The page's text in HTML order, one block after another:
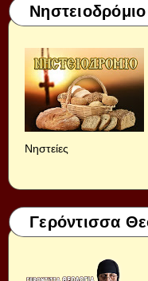
Νηστειοδρόμιο
Νηστείες
Γερόντισσα